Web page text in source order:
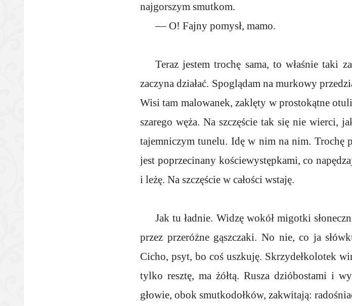
najgorszym smutkom.
–– O! Fajny pomysł, mamo.
Teraz jestem trochę sama, to właśnie taki
zaczyna działać. Spoglądam na murkowy
Wisi tam malowanek, zaklęty w prostokątne
szarego węża. Na szczęście tak się nie wierci,
tajemniczym tunelu. Idę w nim na nim. Trochę
jest poprzecinany kościewystępkami, co
i leżę. Na szczęście w całości wstaję.
Jak tu ładnie. Widzę wokół migotki
przez przeróżne gąszczaki. No nie, co ja
Cicho, psyt, bo coś uszkuję. Skrzydełkolotek
tylko resztę, ma żółtą. Rusza dzióbostami i
głowie, obok smutkodołków, zakwitają: